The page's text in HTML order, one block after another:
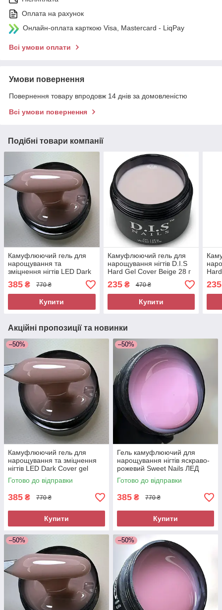
Оплата на рахунок
Онлайн-оплата карткою Visa, Mastercard - LiqPay
Всі умови оплати
Умови повернення
Повернення товару впродовж 14 днів за домовленістю
Всі умови повернення
Подібні товари компанії
Камуфлюючий гель для
нарощування та
зміцнення нігтів LED Dark
Cover gel №05 50 грам
Sweet Nails
385 ₴ 770 ₴
Купити
Камуфлюючий гель для
нарощування нігтів D.I.S
Hard Gel Cover Beige 28 г
235₴ 470 ₴
Купити
235
Акційні пропозиції та новинки
–50%
Камуфлюючий гель для
нарощування та зміцнення
нігтів LED Dark Cover gel
№05 50 грам Sweet Nails
Готово до відправки
385 ₴ 770 ₴
Купити
–50%
Гель камуфлюючий для
нарощування нігтів яскраво-
рожевий Sweet Nails ЛЕД
Classic Gel №6 50 г
Готово до відправки
385 ₴ 770 ₴
Купити
–50% –50%